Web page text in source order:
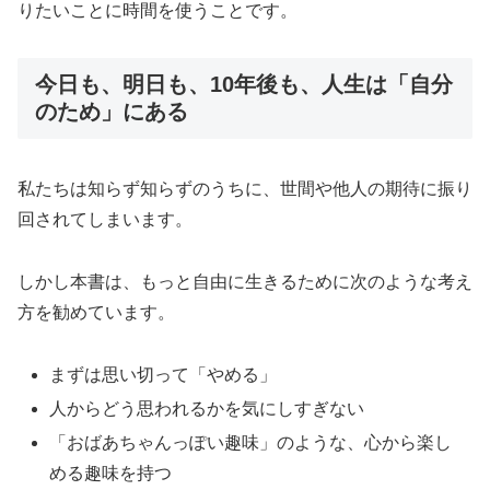
りたいことに時間を使うことです。
今日も、明日も、10年後も、人生は「自分
のため」にある
私たちは知らず知らずのうちに、世間や他人の期待に振り
回されてしまいます。
しかし本書は、もっと自由に生きるために次のような考え
方を勧めています。
まずは思い切って「やめる」
人からどう思われるかを気にしすぎない
「おばあちゃんっぽい趣味」のような、心から楽し
める趣味を持つ